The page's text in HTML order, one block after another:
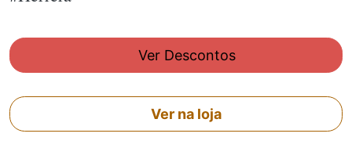
Ver Descontos
Ver na loja